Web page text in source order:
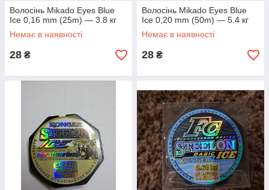
Волосінь Mikado Eyes Blue
Ice 0,16 mm (25m) — 3.8 кг
Немає в наявності
28 ₴
Волосінь Mikado Eyes Blue
Ice 0,20 mm (50m) — 5.4 кг
Немає в наявності
28 ₴